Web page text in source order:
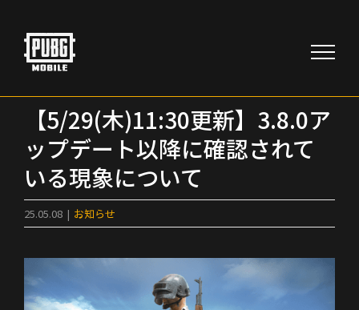
content
【5/29(木)11:30更新】3.8.0ア
ップデート以降に確認されて
いる現象について
25.05.08 | お知らせ